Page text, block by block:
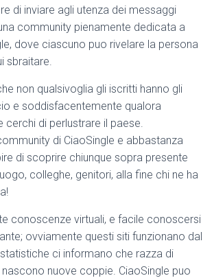
di inviare agli utenza dei messaggi
community pienamente dedicata a
dove ciascuno puo rivelare la persona
sbraitare.
non qualsivoglia gli iscritti hanno gli
e soddisfacentemente qualora
cerchi di perlustrare il paese.
di CiaoSingle e abbastanza
di scoprire chiunque sopra presente
colleghe, genitori, alla fine chi ne ha
conoscenze virtuali, e facile conoscersi
ovviamente questi siti funzionano dal
ci informano che razza di
nuove coppie. CiaoSingle puo